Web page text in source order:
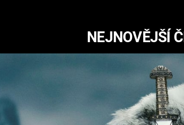
RYCHLE A
ZBĚSILE 10
PREDÁTOR
NEJNOVĚJŠÍ